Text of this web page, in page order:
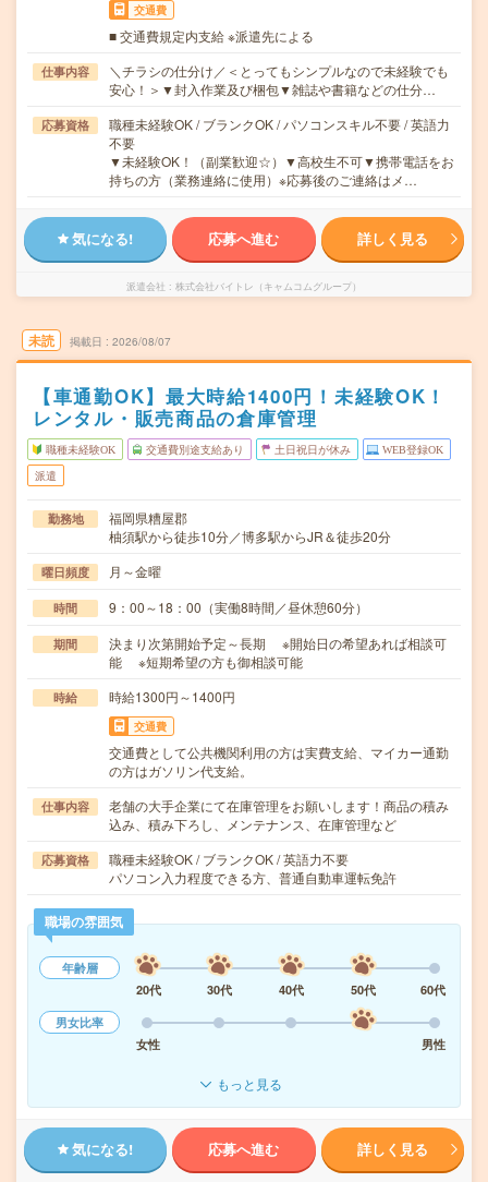
交通費
■ 交通費規定内支給 ※派遣先による
仕事内容
＼チラシの仕分け／＜とってもシンプルなので未経験でも
安心！＞▼封入作業及び梱包▼雑誌や書籍などの仕分…
応募資格
職種未経験OK / ブランクOK / パソコンスキル不要 / 英語力
不要
▼未経験OK！（副業歓迎☆）▼高校生不可▼携帯電話をお
持ちの方（業務連絡に使用）※応募後のご連絡はメ…
気になる! 応募へ進む 詳しく見る
派遣会社 株式会社バイトレ（キャムコムグループ）
未読 掲載日 2026/08/07
【車通勤OK】最大時給1400円！未経験OK！
レンタル・販売商品の倉庫管理
職種未経験OK 交通費別途支給あり 土日祝日が休み WEB登録OK
派遣
勤務地
福岡県糟屋郡
柚須駅から徒歩10分／博多駅からJR＆徒歩20分
曜日頻度 月～金曜
時間 9：00～18：00（実働8時間／昼休憩60分）
期間
決まり次第開始予定～長期 ※開始日の希望あれば相談可
能 ※短期希望の方も御相談可能
時給 時給1300円～1400円
交通費
交通費として公共機関利用の方は実費支給、マイカー通勤
の方はガソリン代支給。
仕事内容
老舗の大手企業にて在庫管理をお願いします！商品の積み
込み、積み下ろし、メンテナンス、在庫管理など
応募資格
職種未経験OK / ブランクOK / 英語力不要
パソコン入力程度できる方、普通自動車運転免許
職場の雰囲気
年齢層
20代
30代 40代 50代
60代
男女比率
女性
男性
もっと見る
気になる! 応募へ進む 詳しく見る